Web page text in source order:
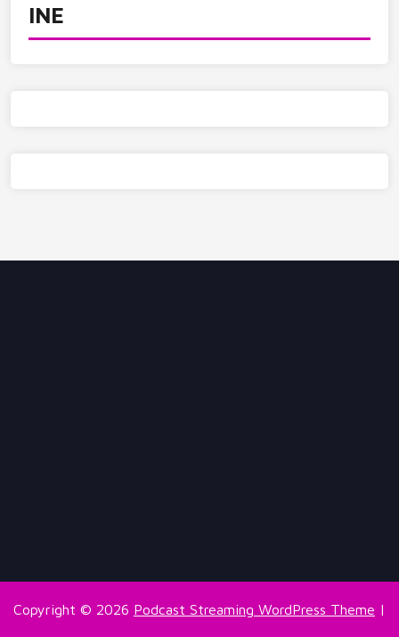
INE
Copyright © 2026 Podcast Streaming WordPress Theme |